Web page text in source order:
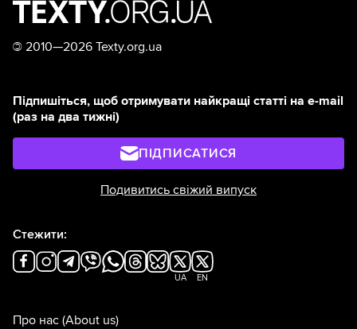
© 2010—2026 Texty.org.ua
Підпишіться, щоб отримувати найкращі статті на e-mail
(раз на два тижні)
ПІДПИСАТИСЯ
Подивитись свіжий випуск
Стежити:
UA EN
Про нас (About us)